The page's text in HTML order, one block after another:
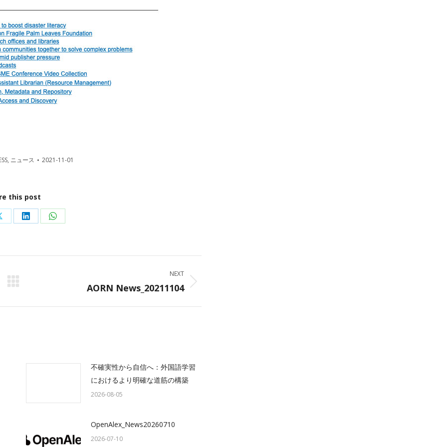
, ニュース 2021-11-01
this post
Share
LinkedIn
Share
WhatsApp
NEXT
AORN News_20211104
不確実性から自信へ：外国語学習
におけるより明確な道筋の構築
2026-08-05
OpenAlex_News20260710
2026-07-10